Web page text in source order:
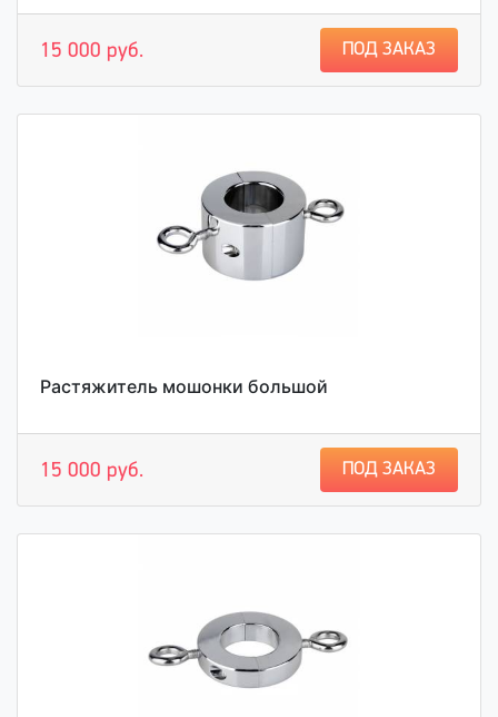
15 000 руб. ПОД ЗАКАЗ
Растяжитель мошонки большой
15 000 руб. ПОД ЗАКАЗ